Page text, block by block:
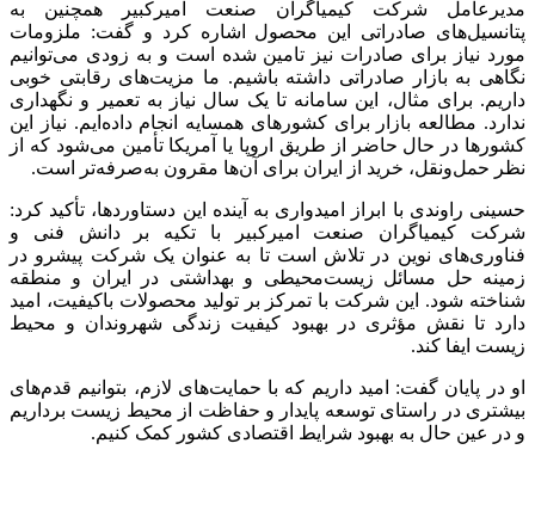
مدیرعامل شرکت کیمیاگران صنعت امیرکبیر همچنین به
پتانسیل‌های صادراتی این محصول اشاره کرد و گفت: ملزومات
مورد نیاز برای صادرات نیز تامین شده است و به زودی می‌توانیم
نگاهی به بازار صادراتی داشته باشیم. ما مزیت‌های رقابتی خوبی
داریم. برای مثال، این سامانه تا یک سال نیاز به تعمیر و نگهداری
ندارد. مطالعه بازار برای کشورهای همسایه انجام داده‌ایم. نیاز این
کشورها در حال حاضر از طریق اروپا یا آمریکا تأمین می‌شود که از
نظر حمل‌ونقل، خرید از ایران برای آن‌ها مقرون‌ به‌صرفه‌تر است.
حسینی راوندی با ابراز امیدواری به آینده این دستاوردها، تأکید کرد:
شرکت کیمیاگران صنعت امیرکبیر با تکیه بر دانش فنی و
فناوری‌های نوین در تلاش است تا به عنوان یک شرکت پیشرو در
زمینه حل مسائل زیست‌محیطی و بهداشتی در ایران و منطقه
شناخته شود. این شرکت با تمرکز بر تولید محصولات باکیفیت، امید
دارد تا نقش مؤثری در بهبود کیفیت زندگی شهروندان و محیط
زیست ایفا کند.
او در پایان گفت: امید داریم که با حمایت‌های لازم، بتوانیم قدم‌های
بیشتری در راستای توسعه پایدار و حفاظت از محیط زیست برداریم
و در عین حال به بهبود شرایط اقتصادی کشور کمک کنیم.